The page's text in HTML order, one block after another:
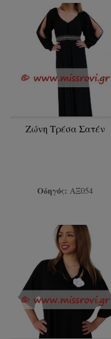
Ζώνη Τρέσα Σατέν
Οδηγός: ΑΞ054